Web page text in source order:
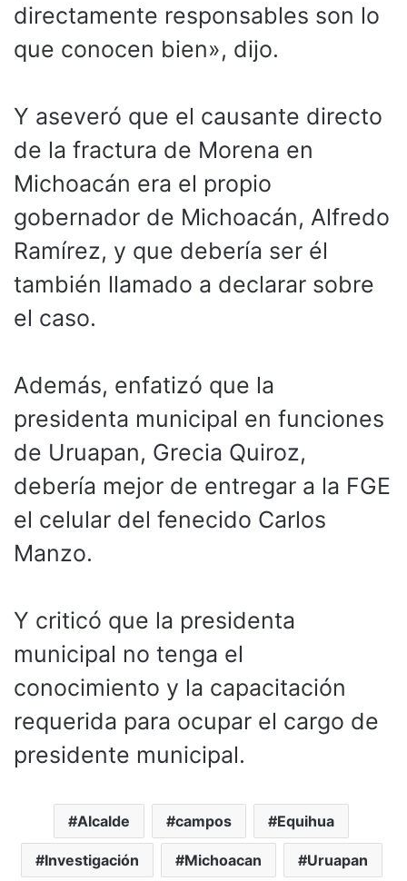
directamente responsables son lo
que conocen bien», dijo.
Y aseveró que el causante directo
de la fractura de Morena en
Michoacán era el propio
gobernador de Michoacán, Alfredo
Ramírez, y que debería ser él
también llamado a declarar sobre
el caso.
Además, enfatizó que la
presidenta municipal en funciones
de Uruapan, Grecia Quiroz,
debería mejor de entregar a la FGE
el celular del fenecido Carlos
Manzo.
Y criticó que la presidenta
municipal no tenga el
conocimiento y la capacitación
requerida para ocupar el cargo de
presidente municipal.
Alcalde campos Equihua
Investigación Michoacan Uruapan